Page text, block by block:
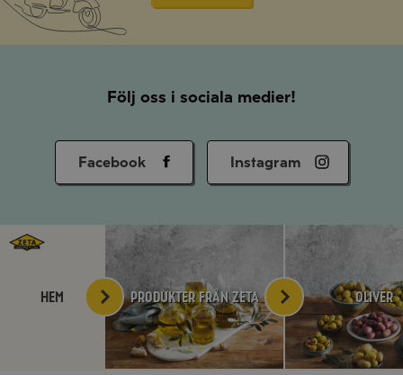
Följ oss i sociala medier!
Facebook Instagram
Hem Produkter från Zeta Oliver